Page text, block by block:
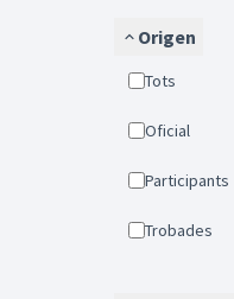
Origen
Tots
Oficial
Participants
Trobades